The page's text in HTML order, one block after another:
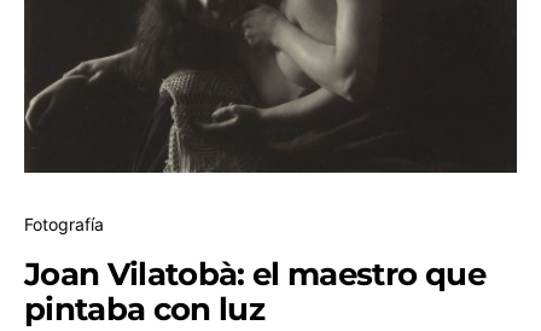
Fotografía
Joan Vilatobà: el maestro que
pintaba con luz